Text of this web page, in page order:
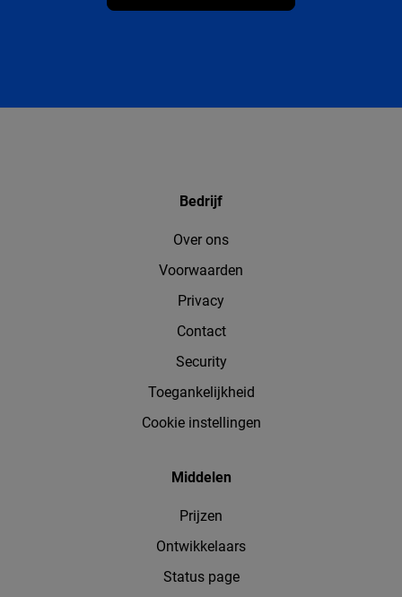
Bedrijf
Over ons
Voorwaarden
Privacy
Contact
Security
Toegankelijkheid
Cookie instellingen
Middelen
Prijzen
Ontwikkelaars
Status page